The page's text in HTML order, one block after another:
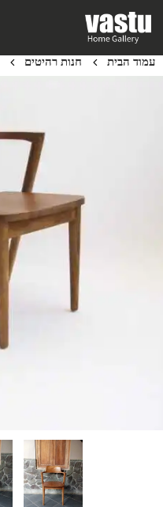
content
עמוד הבית חנות רהיטים